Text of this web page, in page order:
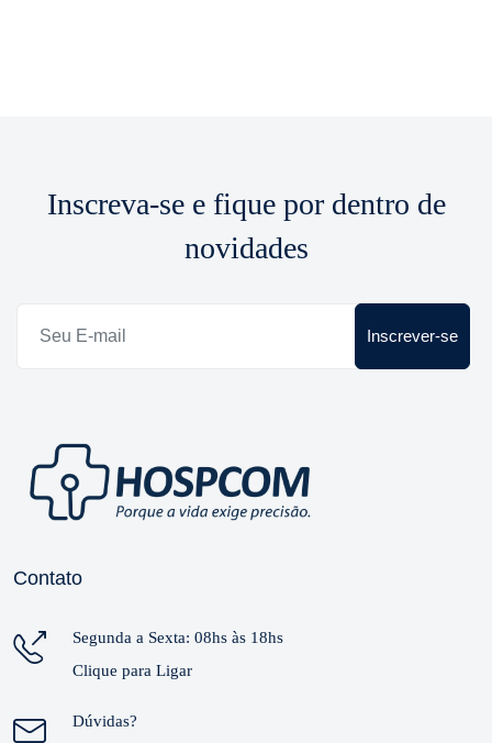
Inscreva-se e fique por dentro de
novidades
Inscrever-se
Contato
Segunda a Sexta: 08hs às 18hs
Clique para Ligar
Dúvidas?